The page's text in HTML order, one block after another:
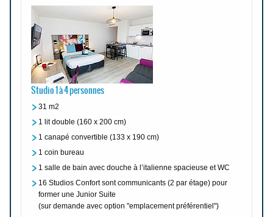
Studio 1 à 4 personnes
31 m2
1 lit double (160 x 200 cm)
1 canapé convertible (133 x 190 cm)
1 coin bureau
1 salle de bain avec douche à l’italienne spacieuse et WC
16 Studios Confort sont communicants (2 par étage) pour
former une Junior Suite
(sur demande avec option "emplacement préférentiel")